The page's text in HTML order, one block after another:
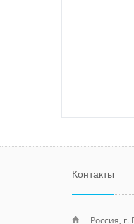
Контакты
Россия, г.